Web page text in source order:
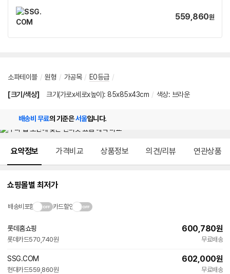
가
559,860원
소파테이블 / 원형 / 가공목 / E0등급 /
[크기/색상] 크기(가로x세로x높이): 85x85x43cm / 색상: 브라운
배송비 무료의 기준은서울입니다.
요약정보 가격비교 상품정보 의견/리뷰 연관상품
쇼핑몰별 최저가
배송비포함 카드할인
롯데홈쇼핑
롯데카드570,740원
600,780원
무료배송
SSG.COM
현대카드559,860원
602,000원
무료배송